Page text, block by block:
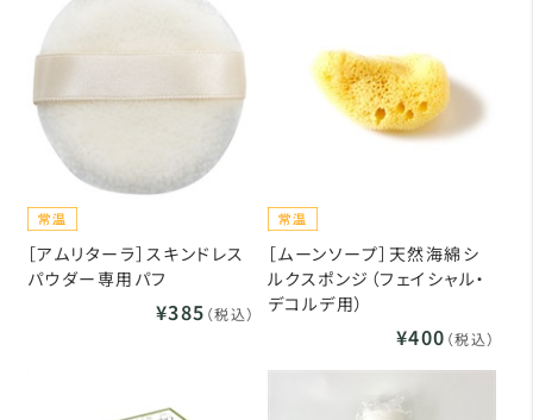
［アムリターラ］スキンドレス
パウダー専用パフ
¥385 （税込）
［ムーンソープ］天然海綿シ
ルクスポンジ（フェイシャル・
デコルデ用）
¥400 （税込）